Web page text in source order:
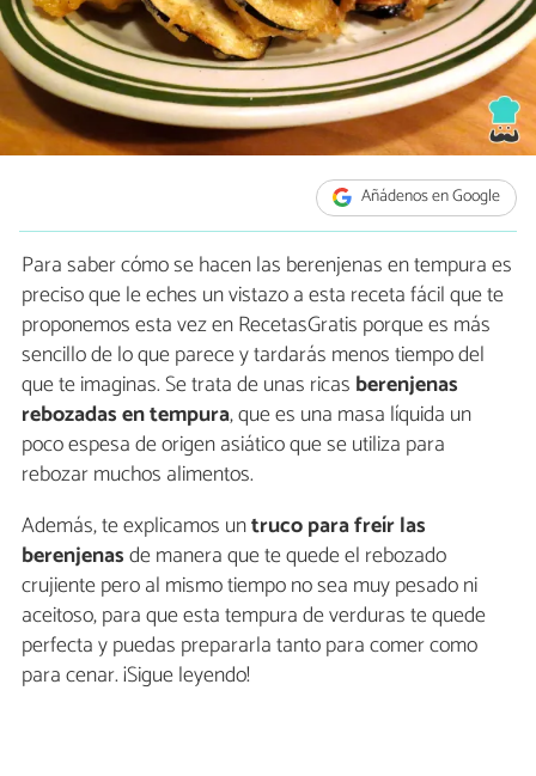
Añádenos en Google
Para saber cómo se hacen las berenjenas en tempura es
preciso que le eches un vistazo a esta receta fácil que te
proponemos esta vez en RecetasGratis porque es más
sencillo de lo que parece y tardarás menos tiempo del
que te imaginas. Se trata de unas ricas berenjenas
rebozadas en tempura, que es una masa líquida un
poco espesa de origen asiático que se utiliza para
rebozar muchos alimentos.
Además, te explicamos untruco para freír las
berenjenasde manera que te quede el rebozado
crujiente pero al mismo tiempo no sea muy pesado ni
aceitoso, para que esta tempura de verduras te quede
perfecta y puedas prepararla tanto para comer como
para cenar. ¡Sigue leyendo!